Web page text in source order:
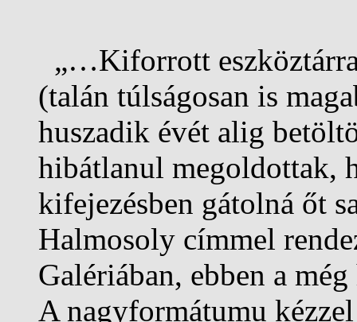
„…Kiforrott
(talán túlságosan is
huszadik évét alig
hibátlanul megoldottak,
kifejezésben gátolná őt
Halmosoly címmel
Galériában, ebben a
A nagyformátumu